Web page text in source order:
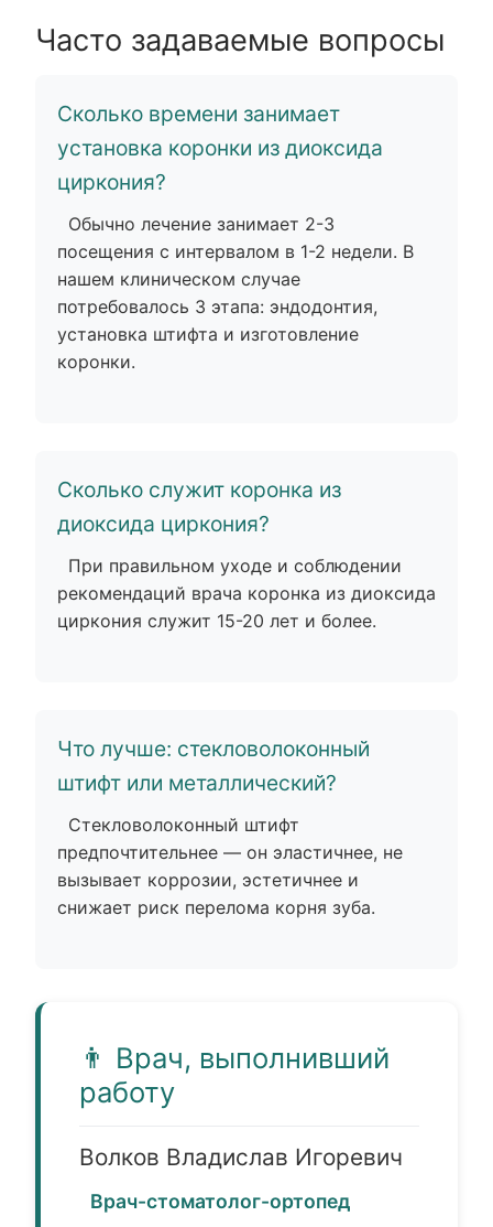
Часто задаваемые вопросы
Сколько времени занимает
установка коронки из диоксида
циркония?
Обычно лечение занимает 2-3
посещения с интервалом в 1-2 недели. В
нашем клиническом случае
потребовалось 3 этапа: эндодонтия,
установка штифта и изготовление
коронки.
Сколько служит коронка из
диоксида циркония?
При правильном уходе и соблюдении
рекомендаций врача коронка из диоксида
циркония служит 15-20 лет и более.
Что лучше: стекловолоконный
штифт или металлический?
Стекловолоконный штифт
предпочтительнее — он эластичнее, не
вызывает коррозии, эстетичнее и
снижает риск перелома корня зуба.
👨‍️ Врач, выполнивший
работу
Волков Владислав Игоревич
Врач-стоматолог-ортопед